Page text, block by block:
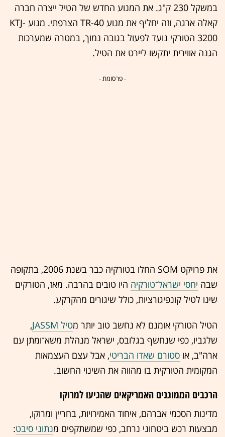
במשקל 230 ק"ג. את המנוע החדש של הטיל ייצרה חברה
קאלה ארגה, וזה יחליף את מנוע TR-40 הצרפתי. מנוע KTJ-
3200 הטורקי נועד לפעול בגובה נמוך, במטרה שמערכות
הגנה אווירית יתקשו ליירט את הטיל.
- פרסומת -
את פרויקט SOM החלו בטורקיה כבר בשנת 2006, בתקופה
שבה יחסי ישראל־טורקיה היו טובים בהרבה. מאז, הטורקים
שינו לטיל קונפיגורציות, כולל שיגורים מהקרקע.
הטיל הטורקי אומנם לא נחשב טוב יותר מטיל JASSM
,
שלגביו, כפי שנחשף בגלובס, ישראל מנהלת משא־ומתן עם
ארה"ב, או סטורם שאדו הבריטי, אבל עצם העצמאות
המקומית הטורקית בו מהווה את השינוי החשוב.
הרכבים הממוגנים האמריקאים שהגיעו למרוקו
מדינות הסכמי אברהם, איחוד האמירויות, בחריין ומרוקו,
מבצעות רכש ביטחוני נרחב, כפי שמשתקפים מנתוני סיבט: